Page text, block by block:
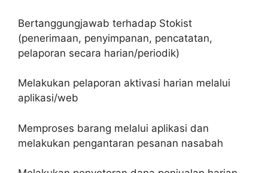
Bertanggungjawab terhadap Stokist
(penerimaan, penyimpanan, pencatatan,
pelaporan secara harian/periodik)
Melakukan pelaporan aktivasi harian melalui
aplikasi/web
Memproses barang melalui aplikasi dan
melakukan pengantaran pesanan nasabah